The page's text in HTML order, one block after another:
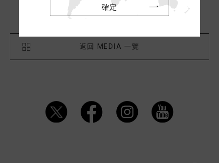
前一篇文章
返回 MEDIA 一覽
確定